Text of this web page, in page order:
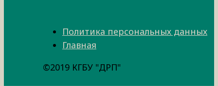
Политика персональных данных
Главная
©2019 КГБУ "ДРП"